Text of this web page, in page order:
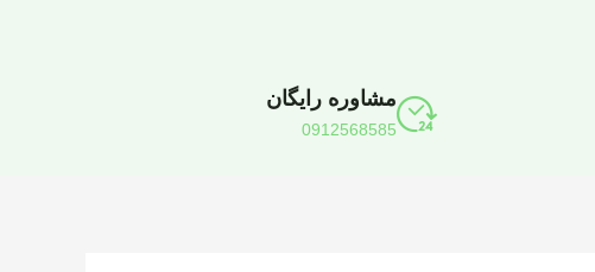
مشاوره رایگان
0912568585